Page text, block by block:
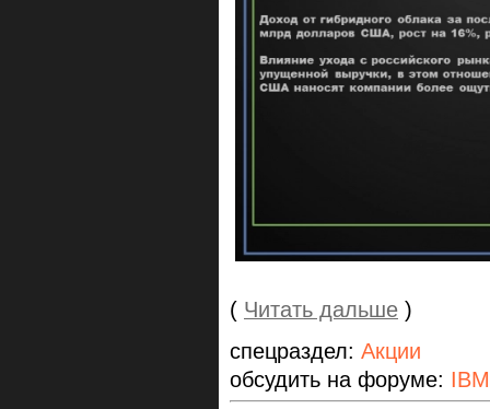
( Читать дальше )
спецраздел: Акции
обсудить на форуме: IBM